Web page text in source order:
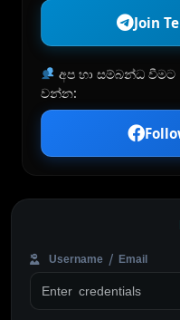
Join
අප හා සම්බන්ධ වීමට
වන්න:
Username / Email